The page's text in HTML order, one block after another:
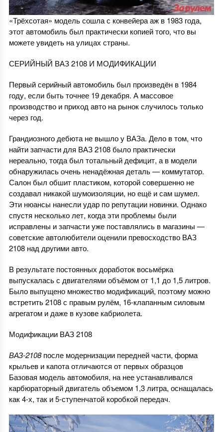
«Трёхсотая» модель сошла с конвейера аж в 1983 года,
этот автомобиль был практически копией того, что вы
можете увидеть на улицах страны.
СЕРИЙНЫЙ ВАЗ 2108 И МОДИФИКАЦИИ
Первый серийный автомобиль был произведён в 1984
году, если быть точнее 19 декабря. А массовое
производство и приход авто на рынок случилось только
через год.
Грандиозного дебюта не вышло у ВАЗа. Дело в том, что
найти запчасти для ВАЗ 2108 было практически
нереально, тогда был тотальный дефицит, а в модели
обнаружилась очень ненадёжная деталь — коммутатор.
Салон был обшит пластиком, которой совершенно не
создавал никакой шумоизоляции, но ещё и сам шумел.
Эти нюансы нанесли удар по репутации новинки. Однако
спустя несколько лет, когда эти проблемы были
исправлены и запчасти уже поставлялись в магазины —
советские автолюбители оценили превосходство ВАЗ
2108 над другими авто.
В результате постоянных доработок восьмёрка
выпускалась с двигателями объёмом от 1,1 до 1,5 литров.
Было выпущено множество модификаций, поэтому можно
встретить 2108 с правым рулём, 16-клапанным силовым
агрегатом и даже в кузове кабриолета.
Модификации ВАЗ 2108
ВАЗ-2108после модернизации передней части, форма
крыльев и капота отличаются от первых образцов
Базовая модель автомобиля, на нее устанавливался
карбюраторный двигатель объемом 1,3 литра, оснащалась
как 4-х, так и 5-ступенчатой коробкой передач.